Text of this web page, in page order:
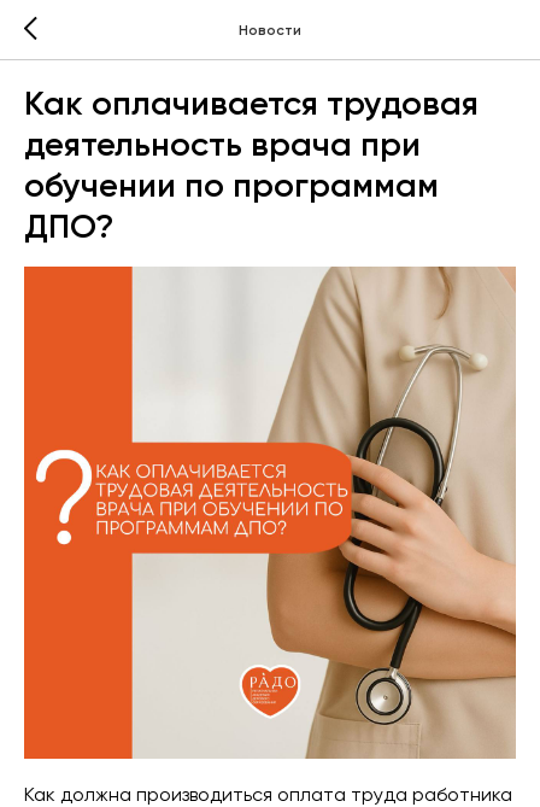
Новости
Как оплачивается трудовая
деятельность врача при
обучении по программам
ДПО?
Как должна производиться оплата труда работника